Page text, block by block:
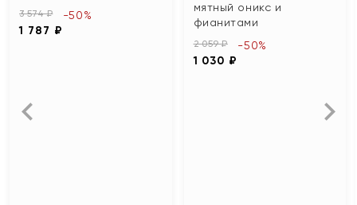
3 574 ₽
1 787 ₽
-50%
мятный оникс и
фианитами
2 059 ₽
1 030 ₽
-50%